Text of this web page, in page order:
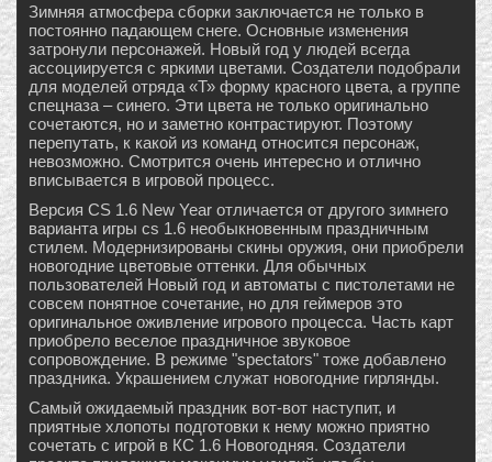
Зимняя атмосфера сборки заключается не только в
постоянно падающем снеге. Основные изменения
затронули персонажей. Новый год у людей всегда
ассоциируется с яркими цветами. Создатели подобрали
для моделей отряда «Т» форму красного цвета, а группе
спецназа – синего. Эти цвета не только оригинально
сочетаются, но и заметно контрастируют. Поэтому
перепутать, к какой из команд относится персонаж,
невозможно. Смотрится очень интересно и отлично
вписывается в игровой процесс.
Версия CS 1.6 New Year отличается от другого зимнего
варианта игры cs 1.6 необыкновенным праздничным
стилем. Модернизированы скины оружия, они приобрели
новогодние цветовые оттенки. Для обычных
пользователей Новый год и автоматы с пистолетами не
совсем понятное сочетание, но для геймеров это
оригинальное оживление игрового процесса. Часть карт
приобрело веселое праздничное звуковое
сопровождение. В режиме "spectators" тоже добавлено
праздника. Украшением служат новогодние гирлянды.
Самый ожидаемый праздник вот-вот наступит, и
приятные хлопоты подготовки к нему можно приятно
сочетать с игрой в КС 1.6 Новогодняя. Создатели